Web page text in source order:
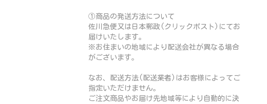
①商品の発送方法について
佐川急便又は日本郵政(クリックポスト)にてお
届けいたします。
※お住まいの地域により配送会社が異なる場合
がございます。
なお、配送方法(配送業者)はお客様によってご
指定いただけません。
ご注文商品やお届け先地域等により自動的に決